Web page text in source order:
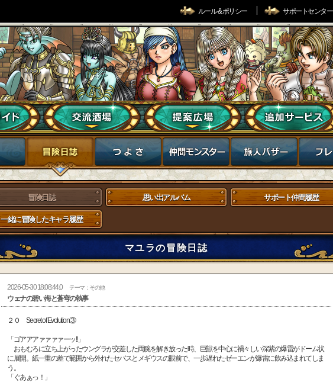
ルール & ポリシー サポートセンター
冒険日誌 思い出アルバム サポート仲間履歴
一緒に冒険したキャラ履歴
マユラの冒険日誌
2026-05-30 18:08:44.0 テーマ：その他
ウェナの碧い海と蒼穹の執事
２０ Secret of Evolution③
「ゴアアアァァァァーッ!!」
おもむろに立ち上がったウングラが交差した両腕を解き放った時、巨獣を中心に禍々しい深紫の爆雷がドーム状
に展開。紙一重の差で範囲から外れたセバスとメギウスの眼前で、一歩遅れたゼーエンが爆雷に飲み込まれてしま
う。
「ぐあぁっ！」